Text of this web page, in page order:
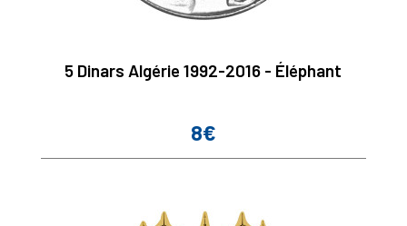
5 Dinars Algérie 1992-2016 - Éléphant
Prix
8€